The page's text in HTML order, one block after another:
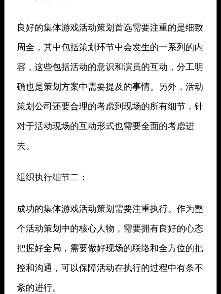
良好的集体游戏活动策划首选需要注重的是细致
周全，其中包括策划环节中会发生的一系列的内
容，这些包括活动的意识和演员的互动，分工明
确也是策划方案中需要提及的事情。另外，活动
策划公司还要合理的考虑到现场的所有细节，针
对于活动现场的互动形式也需要全面的考虑进
去。
组织执行细节二：
成功的集体游戏活动策划需要注重执行。作为整
个活动策划中的核心人物，需要拥有良好的心态
把握好全局，需要做好现场的联络和全方位的把
控和沟通，可以保障活动在执行的过程中有条不
紊的进行。